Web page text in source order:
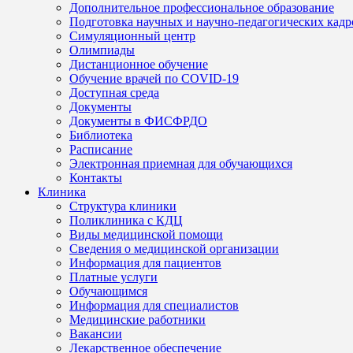
Дополнительное профессиональное образование
Подготовка научных и научно-педагогических
Симуляционный центр
Олимпиады
Дистанционное обучение
Обучение врачей по COVID-19
Доступная среда
Документы
Документы в ФИСФРДО
Библиотека
Расписание
Электронная приемная для обучающихся
Контакты
Клиника
Структура клиники
Поликлиника с КДЦ
Виды медицинской помощи
Сведения о медицинской организации
Информация для пациентов
Платные услуги
Обучающимся
Информация для специалистов
Медицинские работники
Вакансии
Лекарственное обеспечение